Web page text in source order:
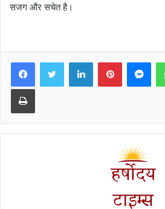
सजग और सचेत है।
FacebookTwitter LinkedInPinterest
Print